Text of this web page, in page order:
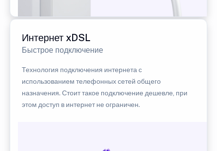
Интернет xDSL
Быстрое подключение
Технология подключения интернета с
использованием телефонных сетей общего
назначения. Стоит такое подключение дешевле, при
этом доступ в интернет не ограничен.